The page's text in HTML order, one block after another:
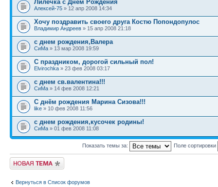
Лилечка с Днем Рождения
Алексей-75 » 12 апр 2008 14:34
Хочу поздравить своего друга Костю Попондопулос
Владимир Андреев » 15 апр 2008 21:18
с днем рождения,Валера
СиМа » 13 мар 2008 19:59
С праздником, дорогой сильный пол!
Elvirochka » 23 фев 2008 03:17
с днем св.валентина!!!
СиМа » 14 фев 2008 12:21
С днём рождения Марина Сизова!!!
like » 10 фев 2008 11:56
с днем рождения,кусочек родины!
СиМа » 01 фев 2008 11:08
Показать темы за: Поле сортировки
Новая тема
Вернуться в Список форумов